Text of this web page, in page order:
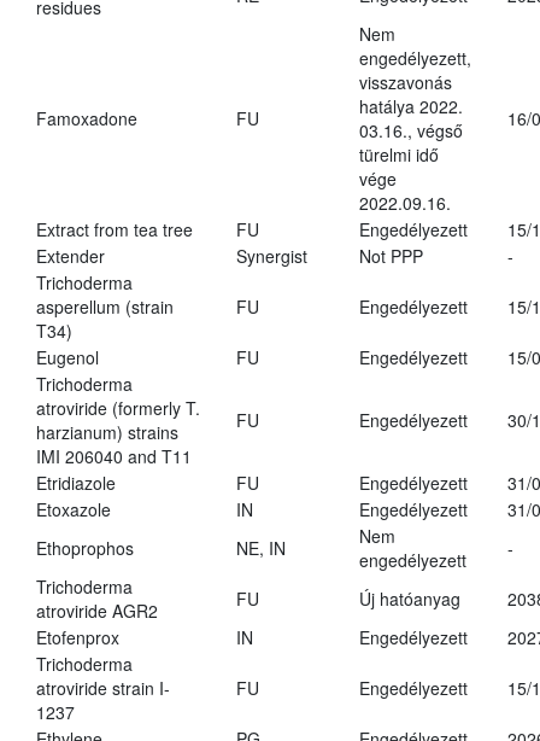
residues
Famoxadone FU
Nem
engedélyezett,
visszavonás
hatálya 2022.
03.16., végső
türelmi idő
vége
2022.09.16.
16/
Extract from tea tree FU Engedélyezett
15/
Extender
Synergist Not PPP
-
Trichoderma
asperellum (strain
T34)
FU Engedélyezett 15/
Eugenol FU Engedélyezett
15/
Trichoderma
atroviride (formerly T.
harzianum) strains
IMI 206040 and T11
FU Engedélyezett 30/
Etridiazole FU Engedélyezett
31/
Etoxazole
IN Engedélyezett
31/
Ethoprophos
NE, IN
Nem
engedélyezett
-
Trichoderma
atroviride AGR2
FU Új hatóanyag
Etofenprox
IN Engedélyezett
Trichoderma
atroviride strain I-
1237
FU Engedélyezett 15/